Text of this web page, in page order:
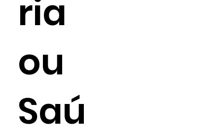
ria
ou
Saú